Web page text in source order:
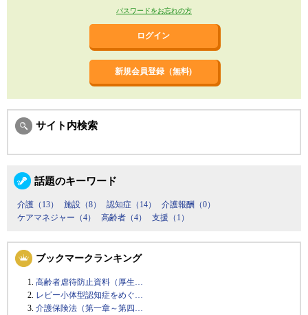
パスワードをお忘れの方
新規会員登録（無料)
サイト内検索
話題のキーワード
介護（13） 施設（8） 認知症（14）
介護報酬（0）
ケアマネジャー（4）
高齢者（4） 支援（1）
ブックマークランキング
高齢者虐待防止資料（厚生…
レビー小体型認知症をめぐ…
介護保険法（第一章～第四…